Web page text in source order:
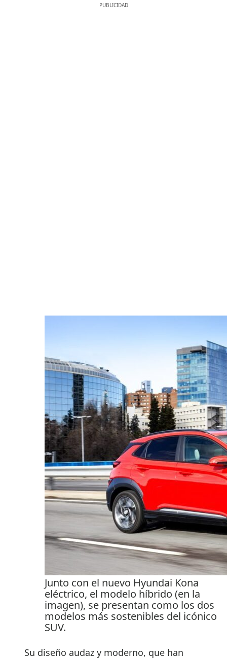
Junto con el nuevo Hyundai Kona
eléctrico, el modelo híbrido (en la
imagen), se presentan como los dos
modelos más sostenibles del icónico
SUV.
Su diseño audaz y moderno, que han